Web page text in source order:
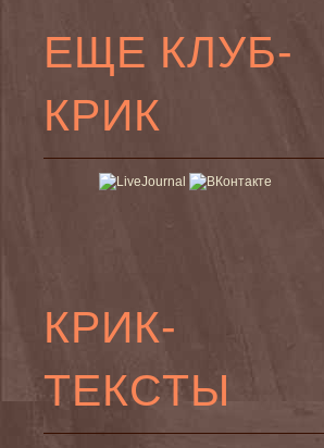
ЕЩЕ КЛУБ-
КРИК
КРИК-
ТЕКСТЫ